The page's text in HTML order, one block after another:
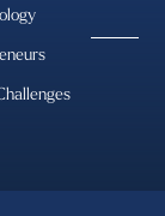
、企業、政府と